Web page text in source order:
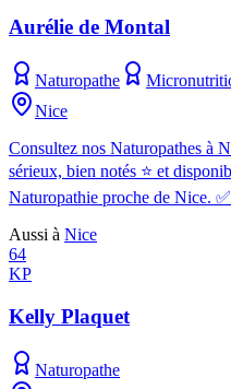
Aurélie de Montal
Naturopathe
Nice
Consultez nos Naturopathes à
sérieux, bien notés ⭐ et
Naturopathie proche de Nice. ✅
Aussi à Nice
64
KP
Kelly Plaquet
Naturopathe